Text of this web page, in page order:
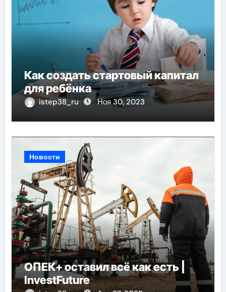
Как создать стартовый капитал
для ребёнка
istep38_ru Ноя 30, 2023
Новости
ОПЕК+ оставил всё как есть |
InvestFuture